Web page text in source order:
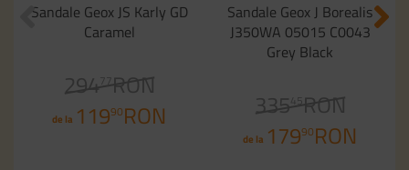
Sandale Geox JS Karly GD
Caramel
294 77
RON
de la 11990RON
Sandale Geox J Borealis
J350WA 05015 C0043
Grey Black
335 45
RON
de la 17990RON